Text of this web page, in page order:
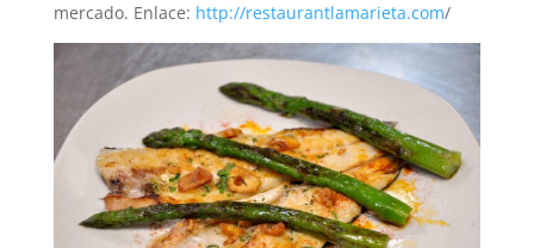
mercado. Enlace: http://restaurantlamarieta.com/